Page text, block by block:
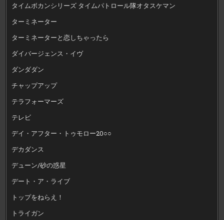
タイムボカンシリーズ タイムパトロール隊オタスケマン
ターミネーター
ターミネーターと恋しちゃったら
ダイバージェンス・イヴ
ダンダダン
チャップアップ
テラフォーマーズ
テレビ
デイ・アフター・トゥモロー20○○
デカダンス
デューン/砂の惑星
デート・ア・ライブ
トップをねらえ！
トライガン